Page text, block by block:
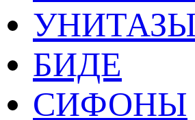
БИДЕ
СИФОНЫ